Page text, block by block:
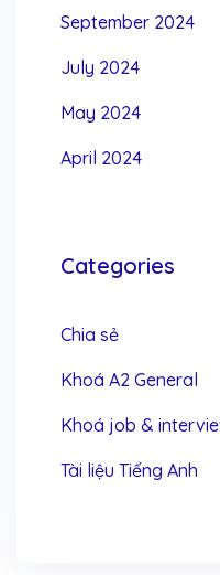
September 2024
July 2024
May 2024
April 2024
Categories
Chia sẻ
Khoá A2 General
Khoá job &
Tài liệu Tiếng Anh